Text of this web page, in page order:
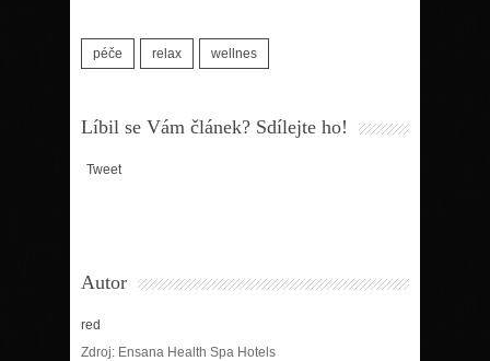
péče relax wellnes
Líbil se Vám článek? Sdílejte ho!
Tweet
Autor
red
Zdroj: Ensana Health Spa Hotels